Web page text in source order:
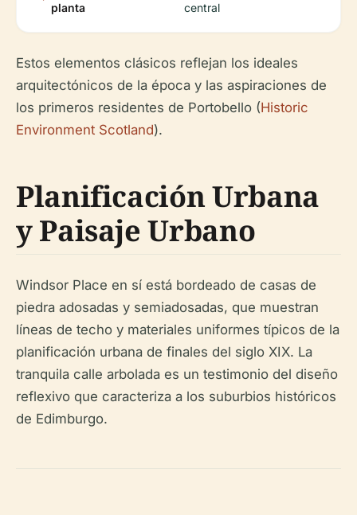
planta
central
Estos elementos clásicos reflejan los ideales
arquitectónicos de la época y las aspiraciones de
los primeros residentes de Portobello (Historic
Environment Scotland).
Planificación Urbana
y Paisaje Urbano
Windsor Place en sí está bordeado de casas de
piedra adosadas y semiadosadas, que muestran
líneas de techo y materiales uniformes típicos de la
planificación urbana de finales del siglo XIX. La
tranquila calle arbolada es un testimonio del diseño
reflexivo que caracteriza a los suburbios históricos
de Edimburgo.